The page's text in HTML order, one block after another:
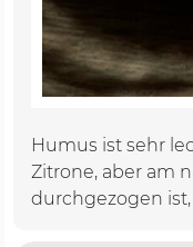
Humus ist sehr
Zitrone, aber am
durchgezogen ist,